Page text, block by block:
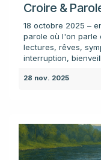
Croire &
18 octobre 2025 –
parole où l'on parle
lectures, rêves,
interruption,
28 nov. 2025